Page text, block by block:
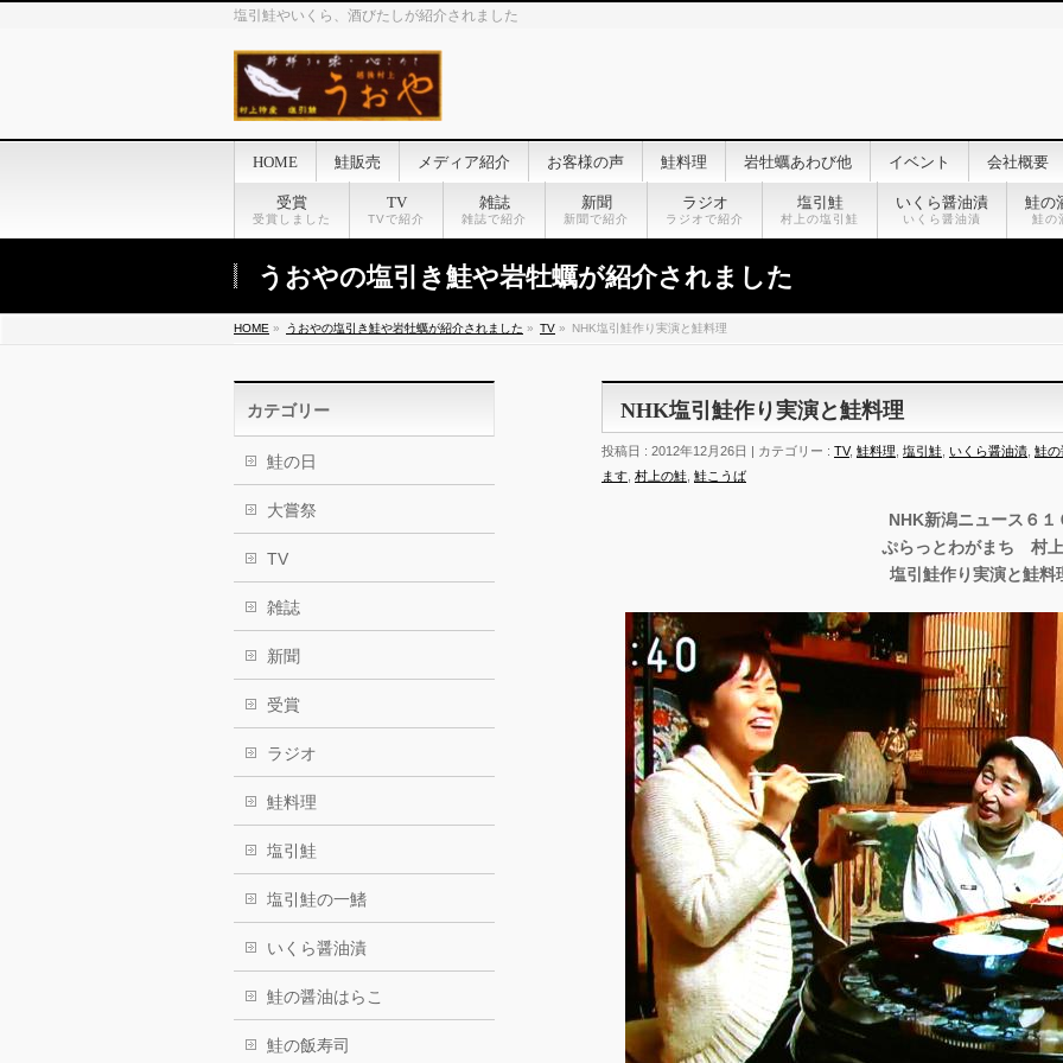
塩引鮭やいくら、酒びたしが紹介されました
HOME 鮭販売 メディア紹介 お客様の声 鮭料理 岩牡蠣あわび他 イベント 会社概要
受賞
受賞しました
TV
TVで紹介
雑誌
雑誌で紹介
新聞
新聞で紹介
ラジオ
ラジオで紹介
塩引鮭
村上の塩引鮭
いくら醤油漬
いくら醤油漬
鮭の
鮭の
うおやの塩引き鮭や岩牡蠣が紹介されました
HOME » うおやの塩引き鮭や岩牡蠣が紹介されました » TV » NHK塩引鮭作り実演と鮭料理
NHK塩引鮭作り実演と鮭料理
投稿日 : 2012年12月26日 | カテゴリー : TV, 鮭料理 塩引鮭 いくら醤油漬 鮭の
ます 村上の鮭 鮭こうば
NHK新潟ニュース６１
ぷらっとわがまち 村
塩引鮭作り実演と鮭料
カテゴリー
鮭の日
大嘗祭
TV
雑誌
新聞
受賞
ラジオ
鮭料理
塩引鮭
塩引鮭の一鰭
いくら醤油漬
鮭の醤油はらこ
鮭の飯寿司